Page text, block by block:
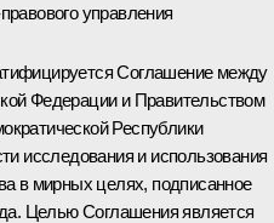
управления
Соглашение между
Федерации и Правительством
Республики
исследования и использования
в мирных целях, подписанное
Целью Соглашения является